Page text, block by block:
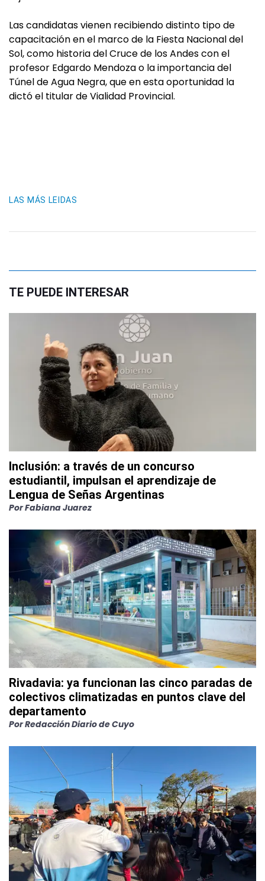
Las candidatas vienen recibiendo distinto tipo de
capacitación en el marco de la Fiesta Nacional del
Sol, como historia del Cruce de los Andes con el
profesor Edgardo Mendoza o la importancia del
Túnel de Agua Negra, que en esta oportunidad la
dictó el titular de Vialidad Provincial.
LAS MÁS LEIDAS
TE PUEDE INTERESAR
Inclusión: a través de un concurso
estudiantil, impulsan el aprendizaje de
Lengua de Señas Argentinas
PorFabiana Juarez
Rivadavia: ya funcionan las cinco paradas de
colectivos climatizadas en puntos clave del
departamento
PorRedacción Diario de Cuyo